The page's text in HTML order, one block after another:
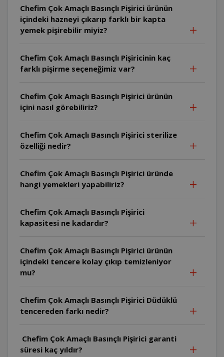
Chefim Çok Amaçlı Basınçlı Pişirici ürünün
içindeki hazneyi çıkarıp farklı bir kapta
yemek pişirebilir miyiz?
Chefim Çok Amaçlı Basınçlı Pişiricinin kaç
farklı pişirme seçeneğimiz var?
Chefim Çok Amaçlı Basınçlı Pişirici ürünün
içini nasıl görebiliriz?
Chefim Çok Amaçlı Basınçlı Pişirici sterilize
özelliği nedir?
Chefim Çok Amaçlı Basınçlı Pişirici üründe
hangi yemekleri yapabiliriz?
Chefim Çok Amaçlı Basınçlı Pişirici
kapasitesi ne kadardır?
Chefim Çok Amaçlı Basınçlı Pişirici ürünün
içindeki tencere kolay çıkıp temizleniyor
mu?
Chefim Çok Amaçlı Basınçlı Pişirici Düdüklü
tencereden farkı nedir?
Chefim Çok Amaçlı Basınçlı Pişirici garanti
süresi kaç yıldır?